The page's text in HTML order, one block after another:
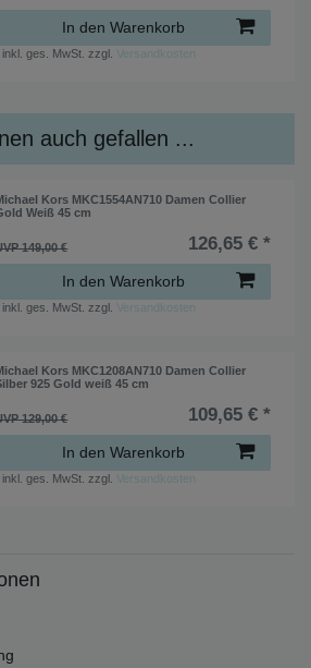
In den Warenkorb
inkl. ges. MwSt. zzgl. Versandkosten
auch gefallen ...
Kors MKC1554AN710 Damen Collier
Weiß 45 cm
149,00 € 126,65 € *
In den Warenkorb
inkl. ges. MwSt. zzgl. Versandkosten
Kors MKC1208AN710 Damen Collier
925 Gold weiß 45 cm
129,00 € 109,65 € *
In den Warenkorb
inkl. ges. MwSt. zzgl. Versandkosten